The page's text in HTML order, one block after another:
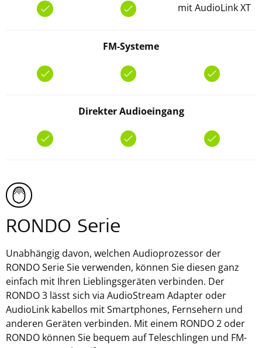
mit AudioLink XT
FM-Systeme
Direkter Audioeingang
RONDO Serie
Unabhängig davon, welchen Audioprozessor der
RONDO Serie Sie verwenden, können Sie diesen ganz
einfach mit Ihren Lieblingsgeräten verbinden. Der
RONDO 3 lässt sich via AudioStream Adapter oder
AudioLink kabellos mit Smartphones, Fernsehern und
anderen Geräten verbinden. Mit einem RONDO 2 oder
RONDO können Sie bequem auf Teleschlingen und FM-